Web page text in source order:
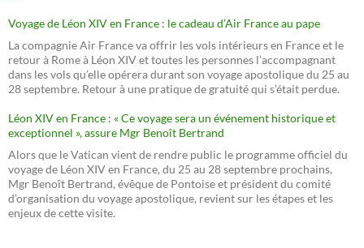
Voyage de Léon XIV en France : le cadeau d’Air France au pape
La compagnie Air France va offrir les vols intérieurs en France et le
retour à Rome à Léon XIV et toutes les personnes l’accompagnant
dans les vols qu’elle opérera durant son voyage apostolique du 25 au
28 septembre. Retour à une pratique de gratuité qui s’était perdue.
Léon XIV en France : « Ce voyage sera un événement historique et
exceptionnel », assure Mgr Benoît Bertrand
Alors que le Vatican vient de rendre public le programme officiel du
voyage de Léon XIV en France, du 25 au 28 septembre prochains,
Mgr Benoît Bertrand, évêque de Pontoise et président du comité
d’organisation du voyage apostolique, revient sur les étapes et les
enjeux de cette visite.